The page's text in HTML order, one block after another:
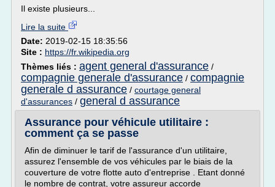
Il existe plusieurs...
Lire la suite
Date: 2019-02-15 18:35:56
Site : https://fr.wikipedia.org
Thèmes liés : agent general d'assurance /
compagnie generale d'assurance / compagnie
generale d assurance / courtage general
d'assurances / general d assurance
Assurance pour véhicule utilitaire :
comment ça se passe
Afin de diminuer le tarif de l'assurance d'un utilitaire,
assurez l'ensemble de vos véhicules par le biais de la
couverture de votre flotte auto d'entreprise . Etant donné
le nombre de contrat, votre assureur accorde